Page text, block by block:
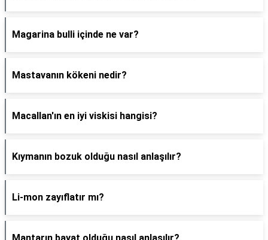
Magarina bulli içinde ne var?
Mastavanın kökeni nedir?
Macallan'ın en iyi viskisi hangisi?
Kıymanın bozuk olduğu nasıl anlaşılır?
Li-mon zayıflatır mı?